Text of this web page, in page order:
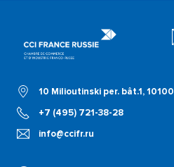
10 Milioutinski per. bât.1,
+7 (495) 721-38-28
info@ccifr.ru